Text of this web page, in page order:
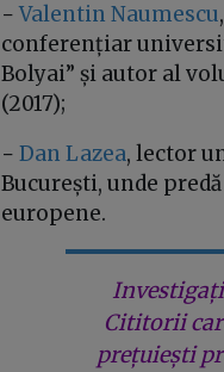
−Valentin Naumescu
conferențiar
Bolyai” și autor al
(2017);
− Dan Lazea, lector
București, unde predă
europene.
Cititorii
prețuiești